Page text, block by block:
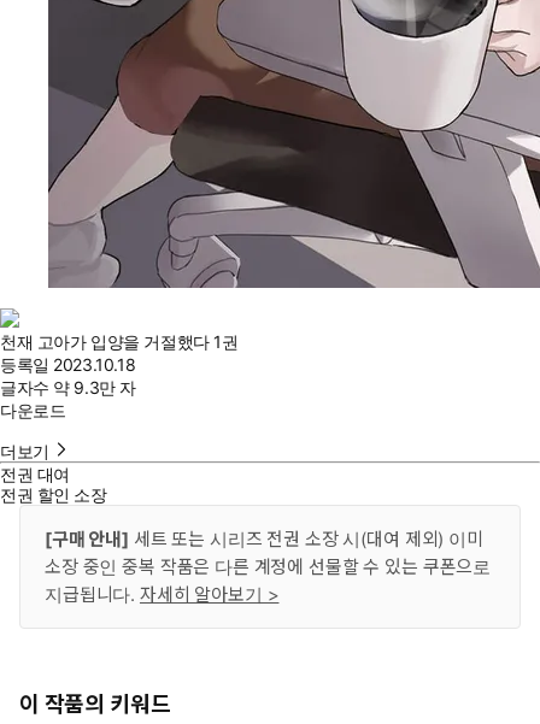
천재 고아가 입양을 거절했다 1권
등록일 2023.10.18
글자수 약 9.3만 자
다운로드
더보기
전권 대여
전권 할인 소장
[구매 안내] 세트 또는 시리즈 전권 소장 시(대여 제외) 이미
소장 중인 중복 작품은 다른 계정에 선물할 수 있는 쿠폰으로
지급됩니다. 자세히 알아보기 >
이 작품의 키워드